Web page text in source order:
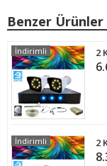
Benzer Ürünler
İndirimli
İndirimli